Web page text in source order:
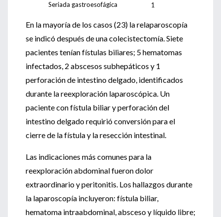
Seriada gastroesofágica
1
En la mayoría de los casos (23) la relaparoscopía
se indicó después de una colecistectomía. Siete
pacientes tenían fístulas biliares; 5 hematomas
infectados, 2 abscesos subhepáticos y 1
perforación de intestino delgado, identificados
durante la reexploración laparoscópica. Un
paciente con fístula biliar y perforación del
intestino delgado requirió conversión para el
cierre de la fístula y la resección intestinal.
Las indicaciones más comunes para la
reexploración abdominal fueron dolor
extraordinario y peritonitis. Los hallazgos durante
la laparoscopía incluyeron: fístula biliar,
hematoma intraabdominal, absceso y líquido libre;